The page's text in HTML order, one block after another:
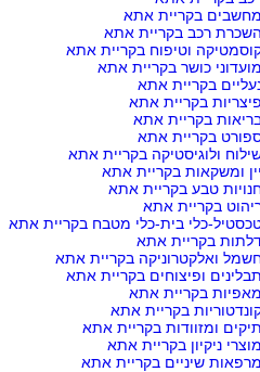
בקריית אתא
רכב בקריית אתא
וטיפוח בקריית אתא
כושר בקריית אתא
בקריית אתא
בקריית אתא
בקריית אתא
בקריית אתא
ולוגיסטיקה בקריית אתא
ומשקאות בקריית אתא
טבע בקריית אתא
בקריית אתא
כלי בית-כלי מטבח בקריית אתא
בקריית אתא
ואלקטרוניקה בקריית אתא
ופיצוחים בקריית אתא
בקריית אתא
בקריית אתא
ומזוודות בקריית אתא
ניקיון בקריית אתא
שיניים בקריית אתא